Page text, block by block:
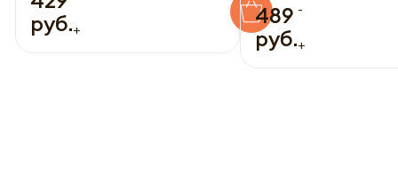
руб.+
489
руб.
-
+